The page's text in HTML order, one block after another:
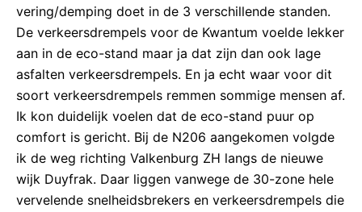
vering/demping doet in de 3 verschillende standen.
De verkeersdrempels voor de Kwantum voelde lekker
aan in de eco-stand maar ja dat zijn dan ook lage
asfalten verkeersdrempels. En ja echt waar voor dit
soort verkeersdrempels remmen sommige mensen af.
Ik kon duidelijk voelen dat de eco-stand puur op
comfort is gericht. Bij de N206 aangekomen volgde
ik de weg richting Valkenburg ZH langs de nieuwe
wijk Duyfrak. Daar liggen vanwege de 30-zone hele
vervelende snelheidsbrekers en verkeersdrempels die